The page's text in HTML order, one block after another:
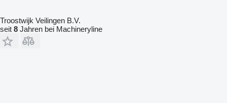
Troostwijk Veilingen B.V.
seit 8 Jahren bei Machineryline